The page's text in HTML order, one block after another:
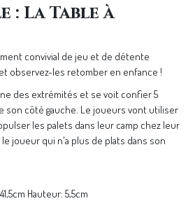
: La Table à
convivial de jeu et de détente
observez-les retomber en enfance !
des extrémités et se voit confier 5
son côté gauche. Le joueurs vont utiliser
les palets dans leur camp chez leur
le joueur qui n'a plus de plats dans son
Hauteur: 5,5cm